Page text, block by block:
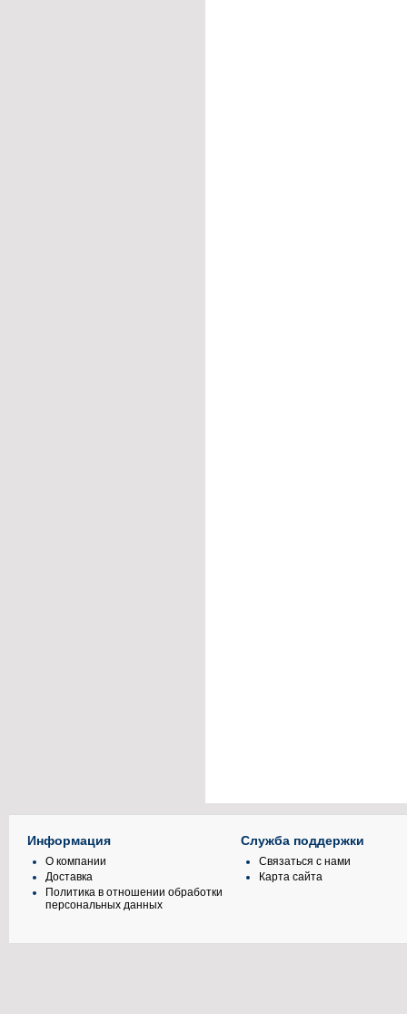
Информация
О компании
Доставка
Политика в отношении обработки
персональных данных
Служба поддержки
Связаться с нами
Карта сайта